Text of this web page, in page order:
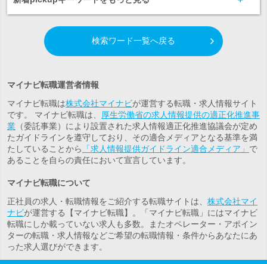
検索ワード一覧へ戻る
マイナビ転職運営者情報
マイナビ転職は株式会社マイナビが運営する転職・求人情報サイト
です。 マイナビ転職は、
厚生労働省の求人情報提供の適正化推進事
業 （委託事業）により設置された求人情報適正化推進協議会が定め
たガイドラインを遵守しており、その適合メディアとなる基準を満
たしていることから
「求人情報提供ガイドライン適合メディア」 で
あることを自らの責任において宣言しています。
マイナビ転職について
正社員の求人・転職情報をご紹介する転職サイトは、 株式会社マイ
ナビが運営する【マイナビ転職】。「マイナビ転職」にはマイナビ
転職にしか載っていない求人も多数。またオペレーター・アポイン
ターの転職・求人情報などご希望の転職情報・条件からあなたにあ
った求人選びができます。